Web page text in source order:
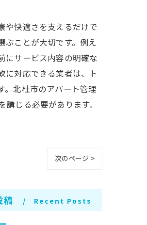
や快適さを支えるだけで
ぶことが大切です。例え
にサービス内容の明確な
に対応できる業者は、ト
。北杜市のアパート管理
じる必要があります。
次のページ >
稿 Recent Posts